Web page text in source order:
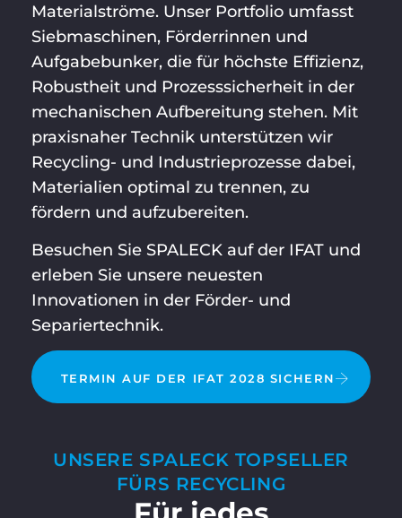
Materialströme. Unser Portfolio umfasst
Siebmaschinen, Förderrinnen und
Aufgabebunker, die für höchste Effizienz,
Robustheit und Prozesssicherheit in der
mechanischen Aufbereitung stehen. Mit
praxisnaher Technik unterstützen wir
Recycling- und Industrieprozesse dabei,
Materialien optimal zu trennen, zu
fördern und aufzubereiten.
Besuchen Sie SPALECK auf der IFAT und
erleben Sie unsere neuesten
Innovationen in der Förder- und
Separiertechnik.
TERMIN AUF DER IFAT 2028 SICHERN
UNSERE SPALECK TOPSELLER
FÜRS RECYCLING